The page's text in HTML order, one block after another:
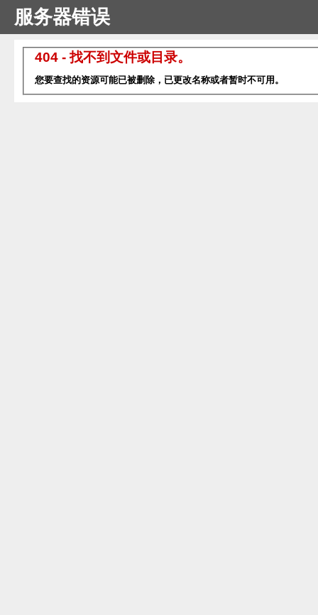
服务器错误
404 - 找不到文件或目录。
您要查找的资源可能已被删除，已更改名称或者暂时不可用。